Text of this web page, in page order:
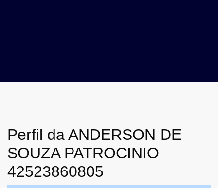
Perfil da ANDERSON DE
SOUZA PATROCINIO
42523860805